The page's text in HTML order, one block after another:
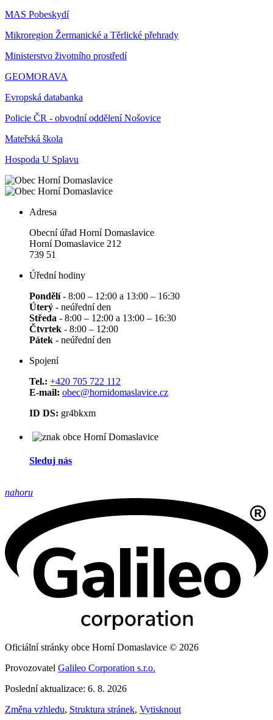
MAS Pobeskydí
Mikroregion Žermanické a Těrlické přehrady
Ministerstvo životního prostředí
GEOMORAVA
Evropská databanka
Policie ČR - obvodní oddělení Nošovice
Mateřská škola
Hospoda U Splavu
Adresa
Obecní úřad Horní Domaslavice
Horní Domaslavice 212
739 51
Úřední hodiny
Pondělí- 8:00 – 12:00 a 13:00 – 16:30
Úterý - neúřední den
Středa - 8:00 – 12:00 a 13:00 – 16:30
Čtvrtek - 8:00 – 12:00
Pátek - neúřední den
Spojení
Tel.: +420 705 722 112
E-mail: obec@hornidomaslavice.cz
ID DS: gr4bkxm
Sleduj nás
nahoru
Oficiální stránky obce Horní Domaslavice © 2026
Provozovatel Galileo Corporation s.r.o.
Poslední aktualizace: 6. 8. 2026
Změna vzhledu, Struktura stránek, Vytisknout